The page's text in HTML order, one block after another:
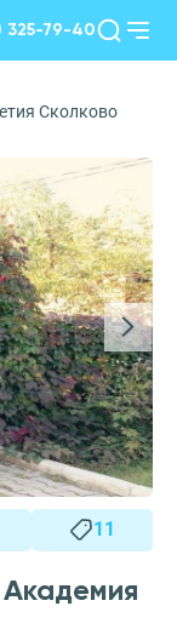
325-79-40
Сколково
11